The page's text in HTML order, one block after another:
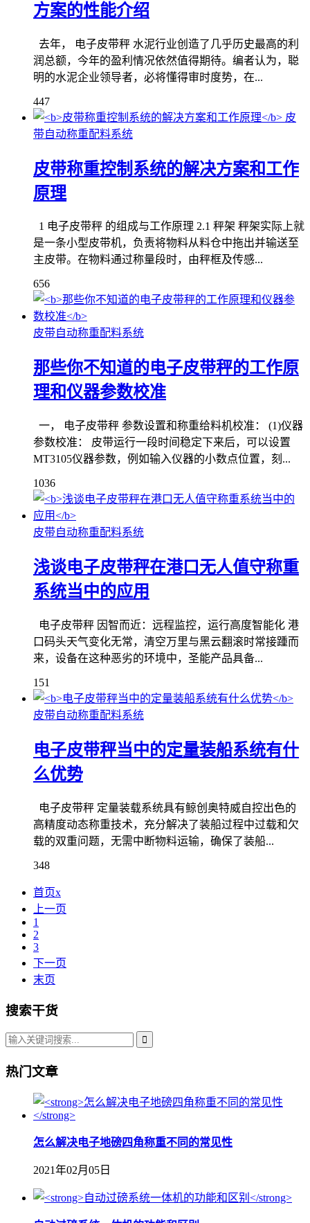
方案的性能介绍
去年， 电子皮带秤 水泥行业创造了几乎历史最高的利
润总额，今年的盈利情况依然值得期待。编者认为，聪
明的水泥企业领导者，必将懂得审时度势，在...
447
皮
带自动称重配料系统
皮带称重控制系统的解决方案和工作
原理
1 电子皮带秤 的组成与工作原理 2.1 秤架 秤架实际上就
是一条小型皮带机，负责将物料从料仓中拖出并输送至
主皮带。在物料通过称量段时，由秤框及传感...
656
皮带自动称重配料系统
那些你不知道的电子皮带秤的工作原
理和仪器参数校准
一， 电子皮带秤 参数设置和称重给料机校准： (1)仪器
参数校准： 皮带运行一段时间稳定下来后，可以设置
MT3105仪器参数，例如输入仪器的小数点位置，刻...
1036
皮带自动称重配料系统
浅谈电子皮带秤在港口无人值守称重
系统当中的应用
电子皮带秤 因智而近：远程监控，运行高度智能化 港
口码头天气变化无常，清空万里与黑云翻滚时常接踵而
来，设备在这种恶劣的环境中，圣能产品具备...
151
皮带自动称重配料系统
电子皮带秤当中的定量装船系统有什
么优势
电子皮带秤 定量装载系统具有鲸创奥特威自控出色的
高精度动态称重技术，充分解决了装船过程中过载和欠
载的双重问题，无需中断物料运输，确保了装船...
348
首页x
上一页
1
2
3
下一页
末页
搜索干货
热门文章
怎么解决电子地磅四角称重不同的常见性
2021年02月05日